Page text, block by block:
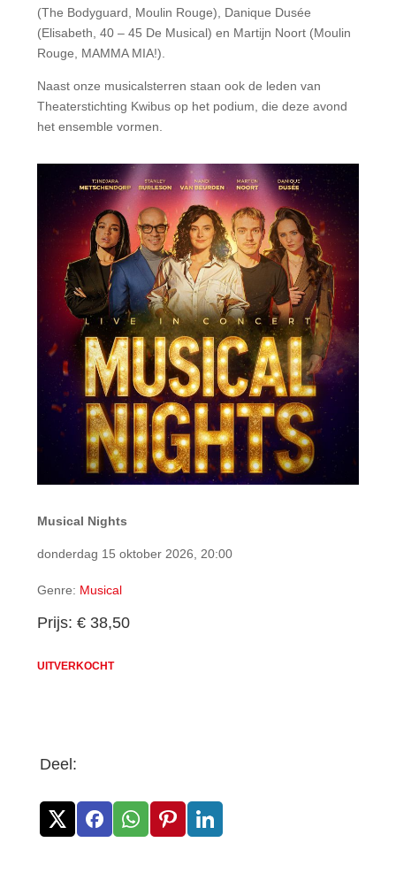
(The Bodyguard, Moulin Rouge), Danique Dusée
(Elisabeth, 40 – 45 De Musical) en Martijn Noort (Moulin
Rouge, MAMMA MIA!).
Naast onze musicalsterren staan ook de leden van
Theaterstichting Kwibus op het podium, die deze avond
het ensemble vormen.
Musical Nights
donderdag 15 oktober 2026, 20:00
Genre: Musical
Prijs: € 38,50
UITVERKOCHT
Deel: